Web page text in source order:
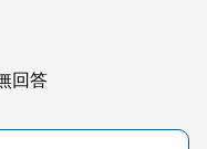
回答